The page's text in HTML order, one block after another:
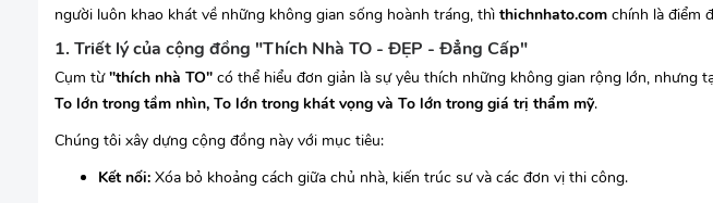
người luôn khao khát về những không gian sống hoành tráng, thì thichnhato.com chính là điểm
1. Triết lý của cộng đồng "Thích Nhà TO - ĐẸP - Đẳng Cấp"
Cụm từ"thích nhà TO" có thể hiểu đơn giản là sự yêu thích những không gian rộng lớn, nhưng
To lớn trong tầm nhìn, To lớn trong khát vọng và To lớn trong giá trị thẩm mỹ.
Chúng tôi xây dựng cộng đồng này với mục tiêu:
Kết nối: Xóa bỏ khoảng cách giữa chủ nhà, kiến trúc sư và các đơn vị thi công.